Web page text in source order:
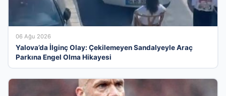
06 Ağu 2026
Yalova’da İlginç Olay: Çekilemeyen Sandalyeyle Araç
Parkına Engel Olma Hikayesi